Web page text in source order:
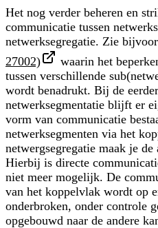
Het nog verder beheren en
communicatie tussen
netwerksegregatie. Zie
27002)
waarin het
tussen verschillende
wordt benadrukt. Bij de
netwerksegmentatie blijft er
vorm van communicatie
netwerksegmenten via het
netwergsegregatie maak je
Hierbij is directe
niet meer mogelijk. De
van het koppelvlak wordt op
onderbroken, onder controle
opgebouwd naar de andere